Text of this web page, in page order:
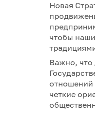
Новая
чтобы
Важно, что
отношений
четкие